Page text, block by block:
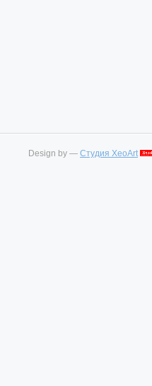
Design by — Студия XeoArt